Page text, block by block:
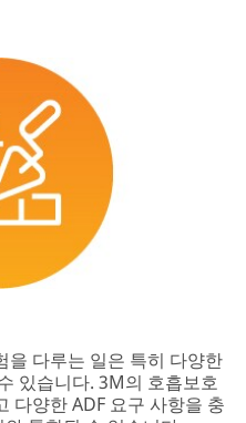
을 다루는 일은 특히 다양한
있습니다. 3M의 호흡보호
다양한 ADF 요구 사항을 충